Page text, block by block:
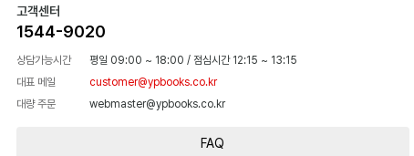
고객센터
1544-9020
상담가능시간 평일 09:00 ~ 18:00 / 점심시간 12:15 ~ 13:15
대표 메일
customer@ypbooks.co.kr
대량 주문
webmaster@ypbooks.co.kr
FAQ